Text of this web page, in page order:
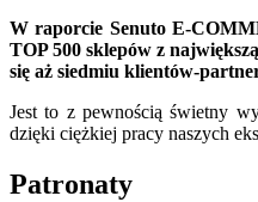
W raporcie Senuto E-
TOP 500 sklepów z
się aż siedmiu klientów-
Jest to z pewnością świetny
dzięki ciężkiej pracy naszych
Patronaty